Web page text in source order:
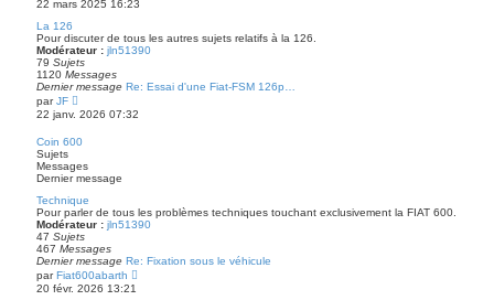
e
m
e
s
s
a
g
l
e
d
e
r
n
e
s
e
22 mars 2025 16:23
La 126
Pour discuter de tous les autres sujets relatifs à la 126.
Modérateur : jln51390
79 Sujets
1120 Messages
Dernier message Re: Essai d'une Fiat-FSM 126p…
parJF
o
l
d
e
n
i
e
r
m
e
s
s
22 janv. 2026 07:32
Coin 600
Sujets
Messages
Dernier message
Technique
Pour parler de tous les problèmes techniques touchant exclusivement la FIAT 600.
Modérateur : jln51390
47 Sujets
467 Messages
Dernier message Re: Fixation sous le véhicule
parFiat600abarth
20 févr. 2026 13:21